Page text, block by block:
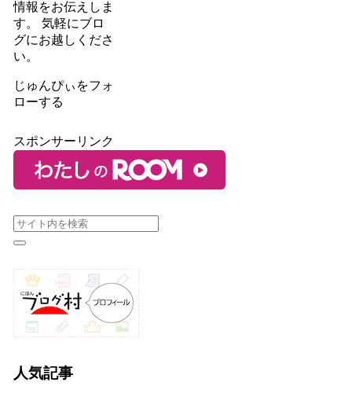
情報をお伝えしま
す。 気軽にブロ
グにお越しくださ
い。
じゅんぴぃをフォ
ローする
スポンサーリンク
人気記事